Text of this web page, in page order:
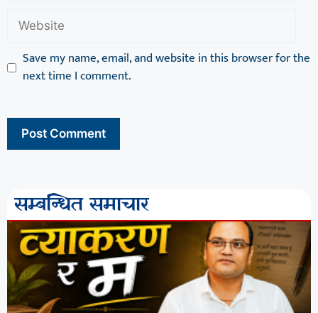
Save my name, email, and website in this browser for the
next time I comment.
सम्बन्धित समाचार